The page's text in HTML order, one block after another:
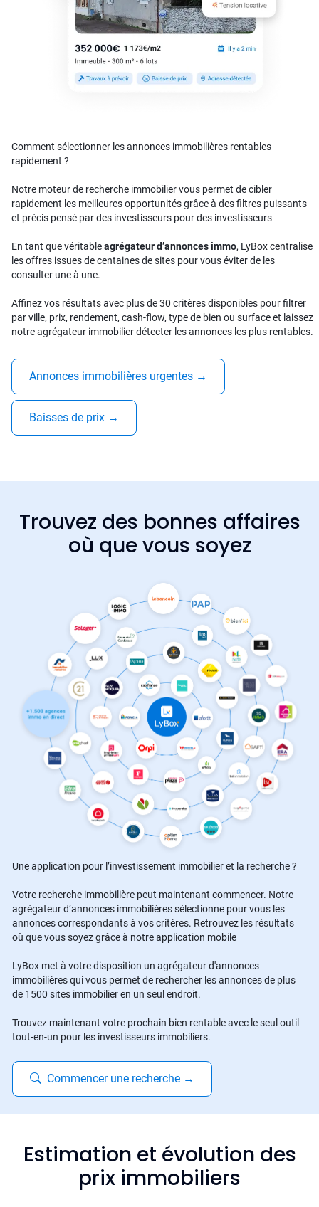
Comment sélectionner les annonces immobilières rentables
rapidement ?
Notre moteur de recherche immobilier vous permet de cibler
rapidement les meilleures opportunités grâce à des filtres puissants
et précis pensé par des investisseurs pour des investisseurs
En tant que véritableagrégateur d’annonces immo, LyBox centralise
les offres issues de centaines de sites pour vous éviter de les
consulter une à une.
Affinez vos résultats avec plus de 30 critères disponibles pour filtrer
par ville, prix, rendement, cash-flow, type de bien ou surface et laissez
notre agrégateur immobilier détecter les annonces les plus rentables.
Annonces immobilières urgentes →
Baisses de prix →
Trouvez des bonnes affaires
où que vous soyez
Une application pour l’investissement immobilier et la recherche ?
Votre recherche immobilière peut maintenant commencer. Notre
agrégateur d’annonces immobilières sélectionne pour vous les
annonces correspondants à vos critères. Retrouvez les résultats
où que vous soyez grâce à notre application mobile
LyBox met à votre disposition un agrégateur d'annonces
immobilières qui vous permet de rechercher les annonces de plus
de 1500 sites immobilier en un seul endroit.
Trouvez maintenant votre prochain bien rentable avec le seul outil
tout-en-un pour les investisseurs immobiliers.
Commencer une recherche →
Estimation et évolution des
prix immobiliers